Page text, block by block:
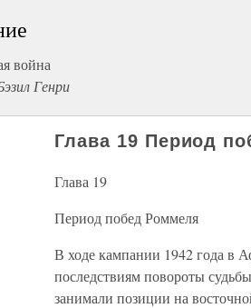
война
Генри
Глава 19 Период
Глава 19
Период побед Роммеля
В ходе кампании 1942 года в
последствиям повороты
занимали позиции на